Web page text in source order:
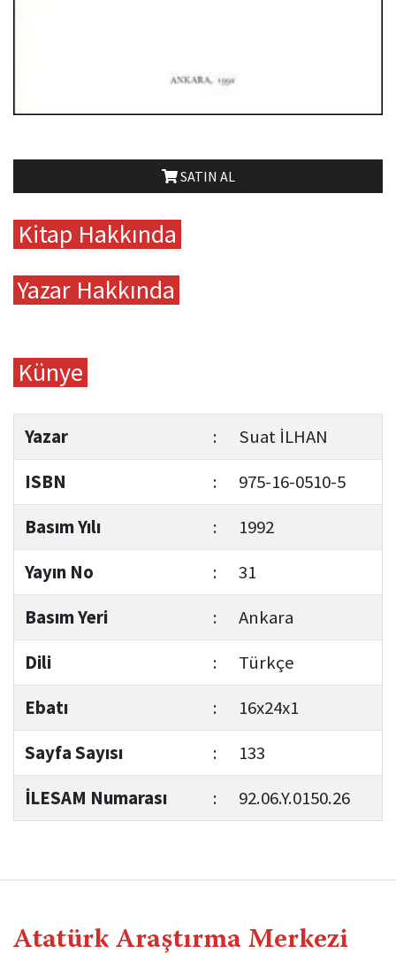
SATIN AL
Kitap Hakkında
Yazar Hakkında
Künye
Yazar :
Suat İLHAN
ISBN
:
975-16-0510-5
Basım Yılı
:
1992
Yayın No
:
31
Basım Yeri
:
Ankara
Dili
:
Türkçe
Ebatı
:
16x24x1
Sayfa Sayısı
:
133
İLESAM Numarası
: 92.06.Y.0150.26
Atatürk Araştırma Merkezi